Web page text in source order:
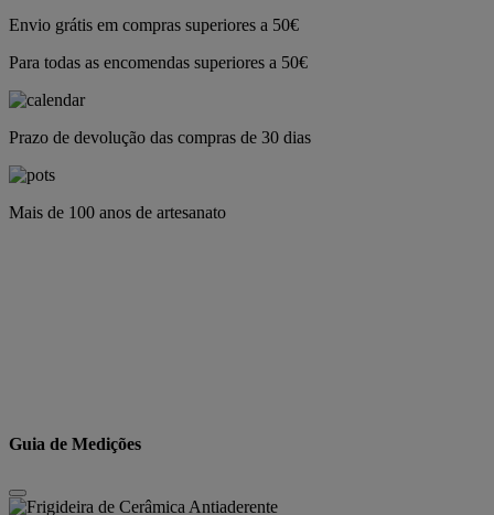
Envio grátis em compras superiores a 50€
Para todas as encomendas superiores a 50€
Prazo de devolução das compras de 30 dias
Mais de 100 anos de artesanato
Guia de Medições